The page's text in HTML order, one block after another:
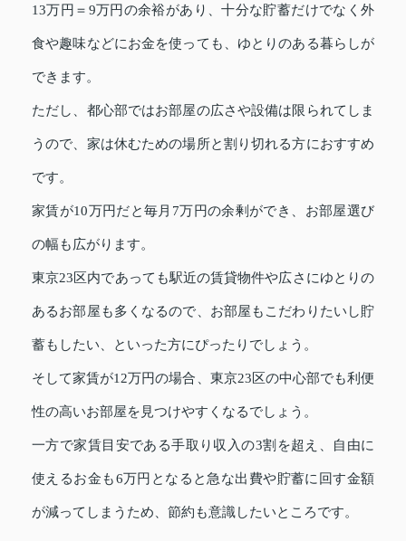
13万円＝9万円の余裕があり、十分な貯蓄だけでなく外
食や趣味などにお金を使っても、ゆとりのある暮らしが
できます。
ただし、都心部ではお部屋の広さや設備は限られてしま
うので、家は休むための場所と割り切れる方におすすめ
です。
家賃が10万円だと毎月7万円の余剰ができ、お部屋選び
の幅も広がります。
東京23区内であっても駅近の賃貸物件や広さにゆとりの
あるお部屋も多くなるので、お部屋もこだわりたいし貯
蓄もしたい、といった方にぴったりでしょう。
そして家賃が12万円の場合、東京23区の中心部でも利便
性の高いお部屋を見つけやすくなるでしょう。
一方で家賃目安である手取り収入の3割を超え、自由に
使えるお金も6万円となると急な出費や貯蓄に回す金額
が減ってしまうため、節約も意識したいところです。